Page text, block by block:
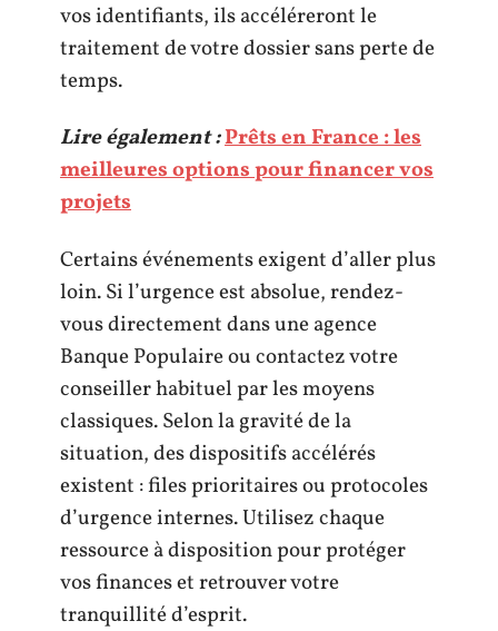
vos identifiants, ils accéléreront le
traitement de votre dossier sans perte de
temps.
Lire également :Prêts en France : les
meilleures options pour financer vos
projets
Certains événements exigent d’aller plus
loin. Si l’urgence est absolue, rendez-
vous directement dans une agence
Banque Populaire ou contactez votre
conseiller habituel par les moyens
classiques. Selon la gravité de la
situation, des dispositifs accélérés
existent : files prioritaires ou protocoles
d’urgence internes. Utilisez chaque
ressource à disposition pour protéger
vos finances et retrouver votre
tranquillité d’esprit.